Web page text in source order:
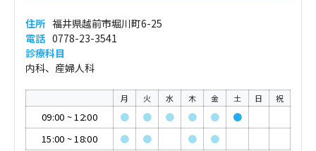
住所 福井県越前市堀川町6-25
電話 0778-23-3541
診療科目
内科、産婦人科
月 火 水 木 金 土 日 祝
09:00 ~12:00 ● ● ● ● ●
●
15:00 ~18:00 ● ● ● ●